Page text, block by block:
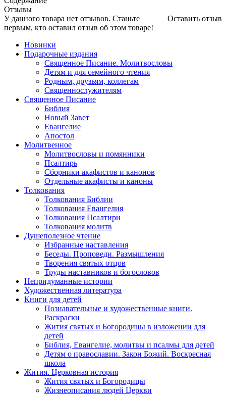
Отзывы
Оставить отзыв
У данного товара нет отзывов. Станьте
первым, кто оставил отзыв об этом товаре!
Новинки
Подарочные издания
Священное Писание. Молитвословы
Детям и для семейного чтения
Родным, друзьям, коллегам
Священнослужителям
Священное Писание
Библия
Новый Завет
Евангелие
Апостол
Молитвенное
Молитвословы и помянники
Псалтирь
Сборники акафистов и канонов
Отдельные акафисты и каноны
Толкования
Толкования Библии
Толкования Евангелия
Толкования Псалтири
Толкования молитв
Душеполезное чтение
Избранные наставления
Беседы. Проповеди. Размышления
Творения святых отцов
Труды наставников и богословов
Непридуманные истории
Художественная литература
Книги для детей
Познавательные и художественные книги.
Раскраски
Жития святых и Богородицы в изложении для
детей
Библия, Евангелие, молитвы и псалмы для детей
Детям о православии. Закон Божий. Воскресная
школа
Жития. Церковная история
Жития святых и Богородицы
Жизнеописания людей Церкви